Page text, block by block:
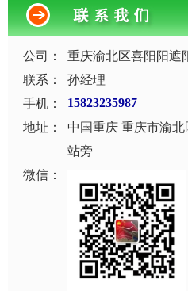
公司：
重庆渝北区喜阳阳遮
联系：
孙经理
手机：
15823235987
地址：
中国重庆 重庆市渝
站旁
微信：